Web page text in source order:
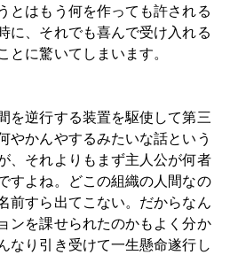
とはもう何を作っても許される
に、それでも喜んで受け入れる
に驚いてしまいます。
を逆行する装置を駆使して第三
やかんやするみたいな話という
、それよりもまず主人公が何者
すよね。どこの組織の人間なの
前すら出てこない。だからなん
ンを課せられたのかもよく分か
なり引き受けて一生懸命遂行し